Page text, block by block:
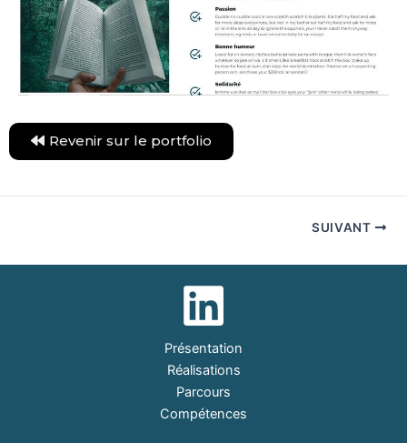
Revenir sur le portfolio
SUIVANT
Présentation
Réalisations
Parcours
Compétences